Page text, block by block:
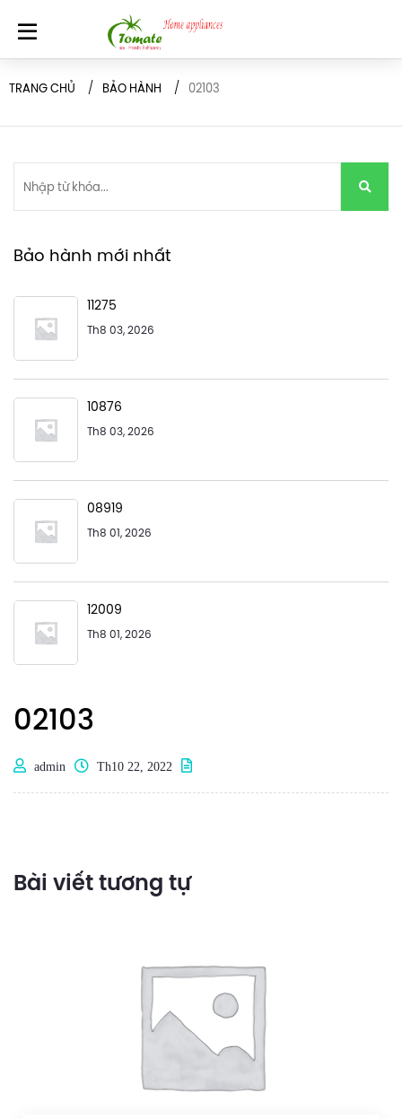
TRANG CHỦ BẢO HÀNH 02103
02103
admin Th10 22, 2022
Bảo hành mới nhất
11275
Th8 03, 2026
10876
Th8 03, 2026
08919
Th8 01, 2026
12009
Th8 01, 2026
Bài viết tương tự